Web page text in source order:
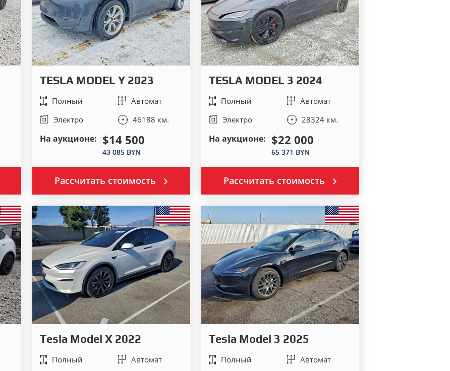
TESLA MODEL Y 2023
Полный
Автомат
Электро
46188 км.
На аукционе: $14 500
43 085 BYN
Рассчитать стоимость
TESLA MODEL 3 2024
Полный
Автомат
Электро
28324 км.
На аукционе: $22 000
65 371 BYN
Рассчитать стоимость
Tesla Model X 2022
Полный
Автомат
Tesla Model 3 2025
Полный
Автомат